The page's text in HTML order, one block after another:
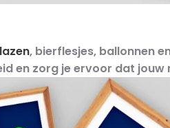
, bierflesjes, ballonnen
en zorg je ervoor dat jouw